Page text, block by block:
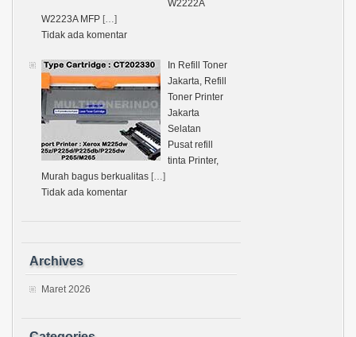
W2222A
W2223A MFP […]
Tidak ada komentar
In Refill Toner
Jakarta, Refill
Toner Printer
Jakarta
Selatan
Pusat refill
tinta Printer,
Murah bagus berkualitas […]
Tidak ada komentar
Archives
Maret 2026